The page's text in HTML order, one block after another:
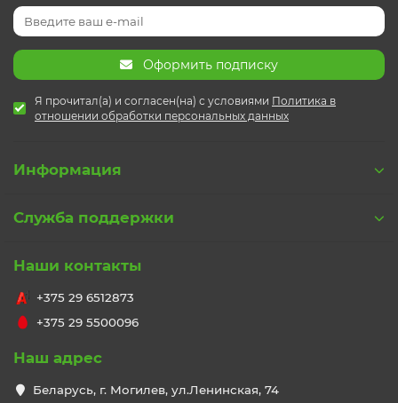
Оформить подписку
Я прочитал(а) и согласен(на) с условиями Политика в
отношении обработки персональных данных
Информация
Служба поддержки
Наши контакты
+375 29 6512873
+375 29 5500096
Наш адрес
Беларусь, г. Могилев, ул.Ленинская, 74